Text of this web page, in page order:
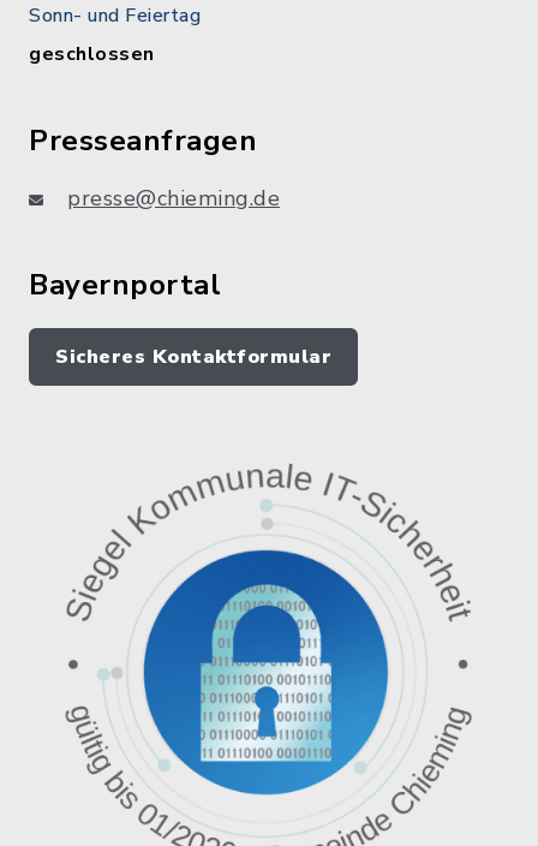
Sonn- und Feiertag
geschlossen
Presseanfragen
presse@chieming.de
Bayernportal
Sicheres Kontaktformular